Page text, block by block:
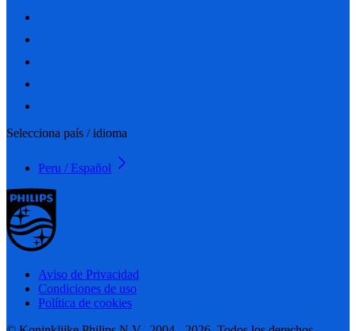
Selecciona país / idioma
Peru / Español
Aviso de Privacidad
Condiciones de uso
Política de cookies